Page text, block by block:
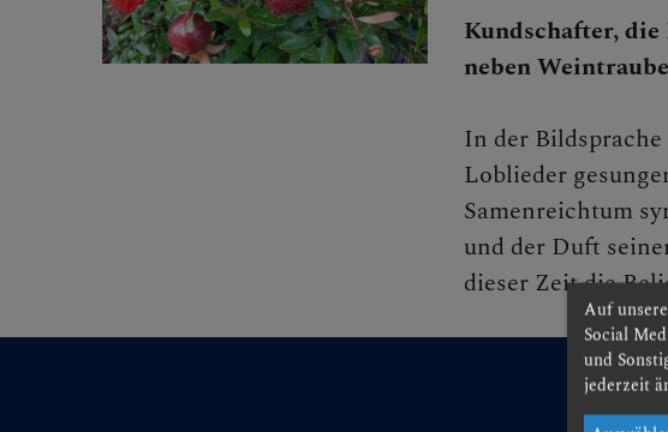
GLAUBEN
ERLEBEN
Kundschafter,
neben
In der
Loblieder
Samenreichtum
und der Duft
dieser Zeit die
Auf
Social
und
jederzeit